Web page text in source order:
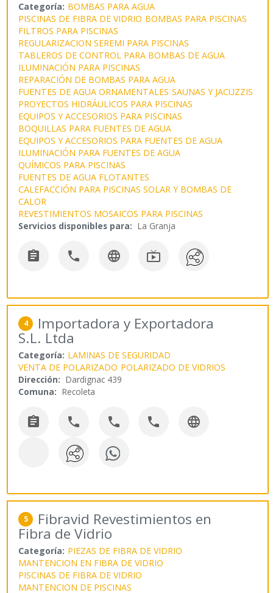
Categoría: BOMBAS PARA AGUA
PISCINAS DE FIBRA DE VIDRIO BOMBAS PARA PISCINAS
FILTROS PARA PISCINAS
REGULARIZACION SEREMI PARA PISCINAS
TABLEROS DE CONTROL PARA BOMBAS DE AGUA
ILUMINACIÓN PARA PISCINAS
REPARACIÓN DE BOMBAS PARA AGUA
FUENTES DE AGUA ORNAMENTALES SAUNAS Y JACUZZIS
PROYECTOS HIDRÁULICOS PARA PISCINAS
EQUIPOS Y ACCESORIOS PARA PISCINAS
BOQUILLAS PARA FUENTES DE AGUA
EQUIPOS Y ACCESORIOS PARA FUENTES DE AGUA
ILUMINACIÓN PARA FUENTES DE AGUA
QUÍMICOS PARA PISCINAS
FUENTES DE AGUA FLOTANTES
CALEFACCIÓN PARA PISCINAS SOLAR Y BOMBAS DE
CALOR
REVESTIMIENTOS MOSAICOS PARA PISCINAS
Servicios disponibles para: La Granja
   
4 Importadora y Exportadora
S.L. Ltda
Categoría: LAMINAS DE SEGURIDAD
VENTA DE POLARIZADO POLARIZADO DE VIDRIOS
Dirección: Dardignac 439
Comuna: Recoleta
    
5 Fibravid Revestimientos en
Fibra de Vidrio
Categoría: PIEZAS DE FIBRA DE VIDRIO
MANTENCION EN FIBRA DE VIDRIO
PISCINAS DE FIBRA DE VIDRIO
MANTENCION DE PISCINAS